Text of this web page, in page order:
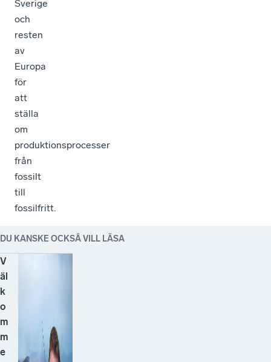
Sverige
och
resten
av
Europa
för
att
ställa
om
produktionsprocesser
från
fossilt
till
fossilfritt.
DU KANSKE OCKSÅ VILL LÄSA
V
äl
k
o
m
m
e